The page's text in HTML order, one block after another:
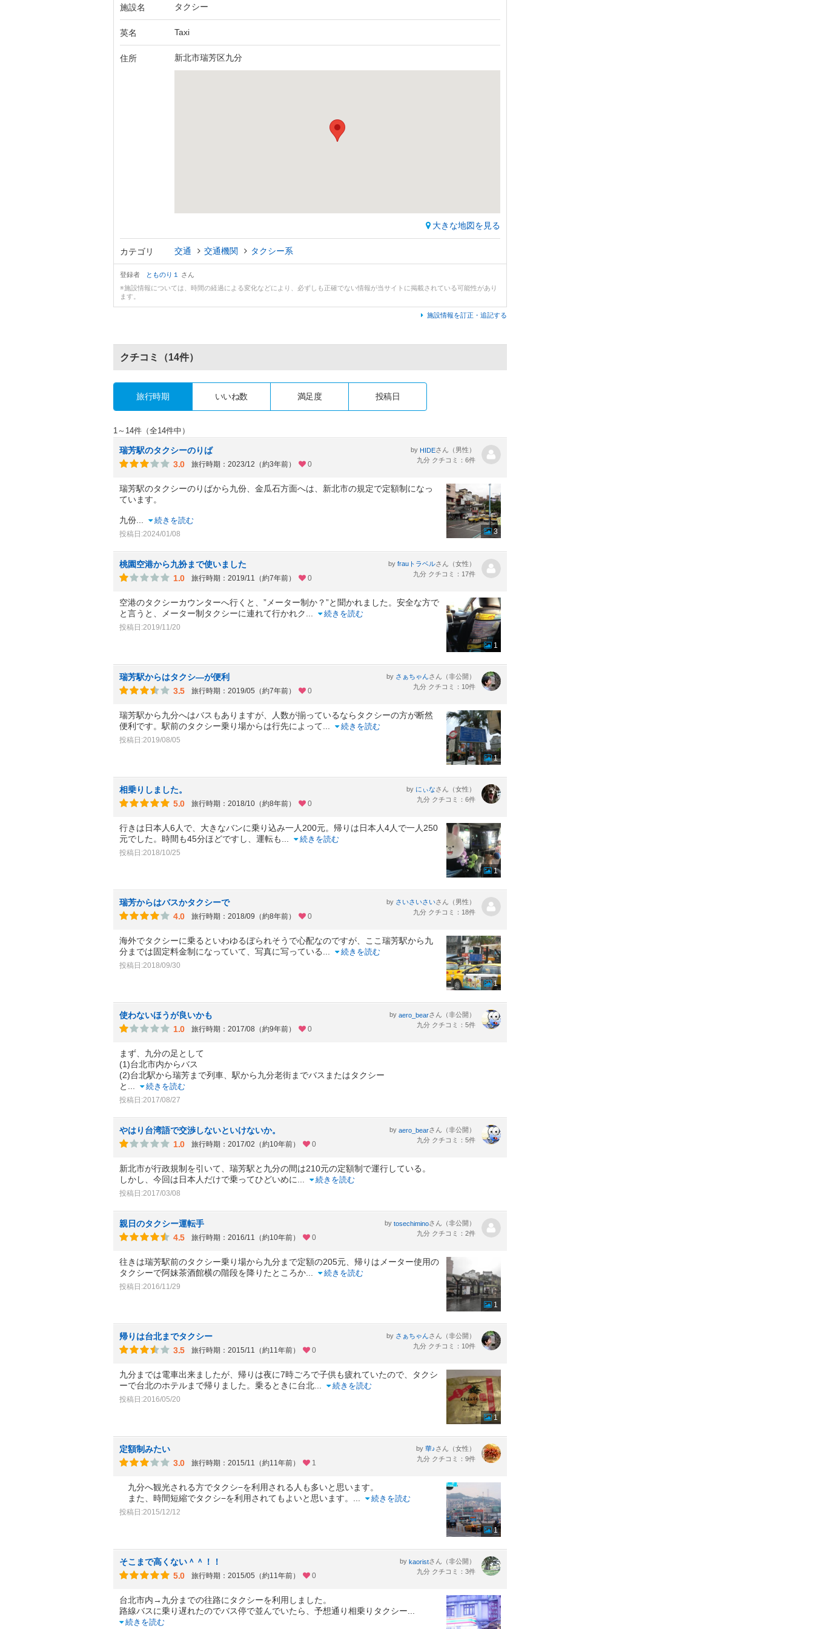
施設名 タクシー
英名 Taxi
住所 新北市瑞芳区九分
大きな地図を見る
カテゴリ 交通 交通機関 タクシー系
登録者 とものり１ さん
※施設情報については、時間の経過による変化などにより、必ずしも正確でない情報が当サイトに掲載されている可能性があり
ます。
施設情報を訂正・追記する
クチコミ （14件）
旅行時期 いいね数 満足度 投稿日
1～14件（全14件中）
瑞芳駅のタクシーのりば
3.0
旅行時期：2023/12（約3年前） 0
by HIDEさん（男性）
九分 クチコミ：6件
瑞芳駅のタクシーのりばから九份、金瓜石方面へは、新北市の規定で定額制になっ
ています。
九份 続きを読む
投稿日:2024/01/08 3
桃園空港から九扮まで使いました
1.0
旅行時期：2019/11（約7年前） 0
by frauトラベルさん（女性）
九分 クチコミ：17件
空港のタクシーカウンターへ行くと、”メーター制か？”と聞かれました。安全な方で
と言うと、メーター制タクシーに連れて行かれク
続きを読む
投稿日:2019/11/20
1
瑞芳駅からはタクシ―が便利
3.5
旅行時期：2019/05（約7年前） 0
by さぁちゃんさん（非公開）
九分 クチコミ：10件
瑞芳駅から九分へはバスもありますが、人数が揃っているならタクシーの方が断然
便利です。駅前のタクシー乗り場からは行先によって
続きを読む
投稿日:2019/08/05
1
相乗りしました。
5.0
旅行時期：2018/10（約8年前） 0
by にぃなさん（女性）
九分 クチコミ：6件
行きは日本人6人で、大きなバンに乗り込み一人200元。帰りは日本人4人で一人250
元でした。時間も45分ほどですし、運転も
続きを読む
投稿日:2018/10/25
1
瑞芳からはバスかタクシーで
4.0
旅行時期：2018/09（約8年前） 0
by さいさいさいさん（男性）
九分 クチコミ：18件
海外でタクシーに乗るといわゆるぼられそうで心配なのですが、ここ瑞芳駅から九
分までは固定料金制になっていて、写真に写っている
続きを読む
投稿日:2018/09/30
1
使わないほうが良いかも
1.0
旅行時期：2017/08（約9年前） 0
by aero_bearさん（非公開）
九分 クチコミ：5件
まず、九分の足として
(1)台北市内からバス
(2)台北駅から瑞芳まで列車、駅から九分老街までバスまたはタクシー
と
続きを読む
投稿日:2017/08/27
やはり台湾語で交渉しないといけないか。
1.0
旅行時期：2017/02（約10年前） 0
by aero_bearさん（非公開）
九分 クチコミ：5件
新北市が行政規制を引いて、瑞芳駅と九分の間は210元の定額制で運行している。
しかし、今回は日本人だけで乗ってひどいめに
続きを読む
投稿日:2017/03/08
親日のタクシー運転手
4.5
旅行時期：2016/11（約10年前） 0
by tosechiminoさん（非公開）
九分 クチコミ：2件
往きは瑞芳駅前のタクシー乗り場から九分まで定額の205元、帰りはメーター使用の
タクシーで阿妹茶酒館横の階段を降りたところか
続きを読む
投稿日:2016/11/29
1
帰りは台北までタクシー
3.5
旅行時期：2015/11（約11年前） 0
by さぁちゃんさん（非公開）
九分 クチコミ：10件
九分までは電車出来ましたが、帰りは夜に7時ごろで子供も疲れていたので、タクシ
ーで台北のホテルまで帰りました。乗るときに台北
続きを読む
投稿日:2016/05/20
1
定額制みたい
3.0
旅行時期：2015/11（約11年前） 1
by 華♪さん（女性）
九分 クチコミ：9件
九分へ観光される方でタクシ−を利用される人も多いと思います。
また、時間短縮でタクシ−を利用されてもよいと思います。
続きを読む
投稿日:2015/12/12
1
そこまで高くない＾＾！！
5.0
旅行時期：2015/05（約11年前） 0
by kaoristさん（非公開）
九分 クチコミ：3件
台北市内→九分までの往路にタクシーを利用しました。
路線バスに乗り遅れたのでバス停で並んでいたら、予想通り相乗りタクシー
続きを読む